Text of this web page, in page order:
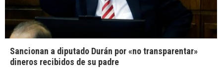
Sancionan a diputado Durán por «no transparentar»
dineros recibidos de su padre